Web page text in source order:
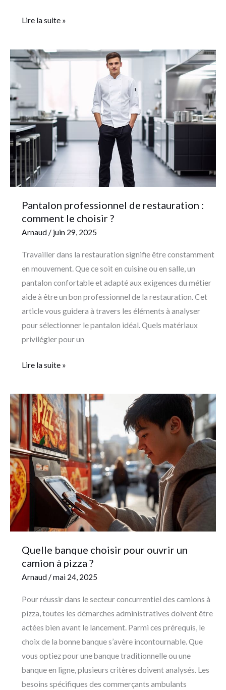
Lire la suite »
Pantalon professionnel de restauration :
comment le choisir ?
Arnaud/ juin 29, 2025
Travailler dans la restauration signifie être constamment
en mouvement. Que ce soit en cuisine ou en salle, un
pantalon confortable et adapté aux exigences du métier
aide à être un bon professionnel de la restauration. Cet
article vous guidera à travers les éléments à analyser
pour sélectionner le pantalon idéal. Quels matériaux
privilégier pour un
Pantalon
professionnel
:
comment
le
choisir
Lire la suite »
Quelle banque choisir pour ouvrir un
camion à pizza ?
Arnaud/mai 24, 2025
Pour réussir dans le secteur concurrentiel des camions à
pizza, toutes les démarches administratives doivent être
actées bien avant le lancement. Parmi ces prérequis, le
choix de la bonne banque s’avère incontournable. Que
vous optiez pour une banque traditionnelle ou une
banque en ligne, plusieurs critères doivent analysés. Les
besoins spécifiques des commerçants ambulants
Quelle
banque
choisir
pour
ouvrir
un
camion
à